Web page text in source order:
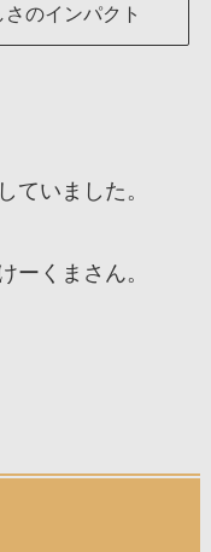
のインパクト
ていました。
ーくまさん。